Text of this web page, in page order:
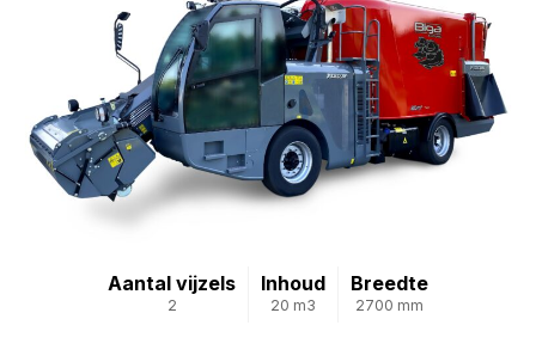
Aantal vijzels
2
Inhoud
20 m3
Breedte
2700 mm